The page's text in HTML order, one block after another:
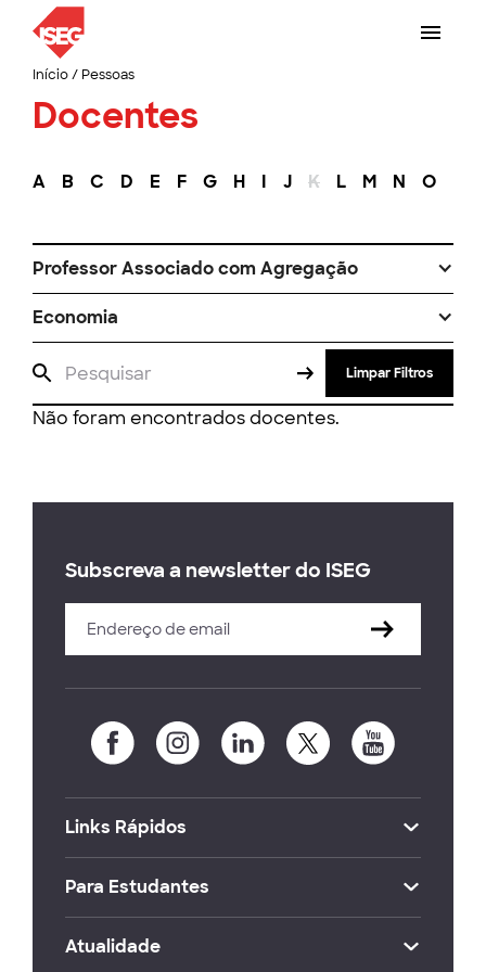
Início/ Pessoas
Docentes
A B C D E F G H I J K L M N O
Professor Associado com Agregação
Economia
Limpar Filtros
Não foram encontrados docentes.
Subscreva a newsletter do ISEG
Links Rápidos
Para Estudantes
Atualidade